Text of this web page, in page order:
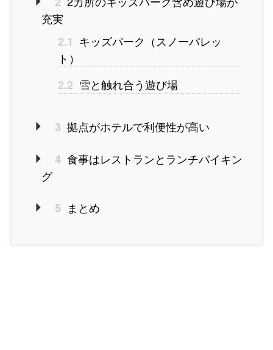
充実
2.1 キッズパーク（スノーパレッ
ト）
2.2 雪と触れ合う遊び場
3 拠点がホテルで利便性が高い
4 食事はレストランとランチバイキン
グ
5 まとめ